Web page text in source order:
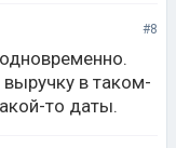
#8
в таком-
то даты.